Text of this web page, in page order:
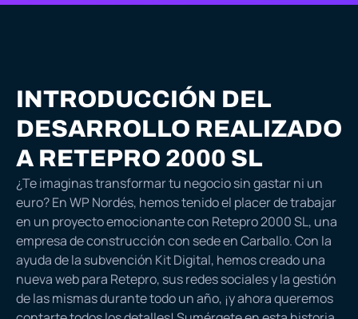
INTRODUCCIÓN DEL
DESARROLLO REALIZADO
A RETEPRO 2000 SL
¿Te imaginas transformar tu negocio sin gastar ni un
euro? En WP Nordés, hemos tenido el placer de trabajar
en un proyecto emocionante con Retepro 2000 SL, una
empresa de construcción con sede en Carballo. Con la
ayuda de la subvención Kit Digital, hemos creado una
nueva web para Retepro, sus redes sociales y la gestión
de las mismas durante todo un año, ¡y ahora queremos